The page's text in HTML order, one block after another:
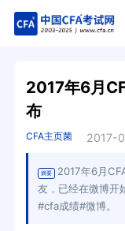
2017年6月
布
CFA主页菌 2017-
摘要
2017年6月
友，已经在微博开
#cfa成绩#微博。